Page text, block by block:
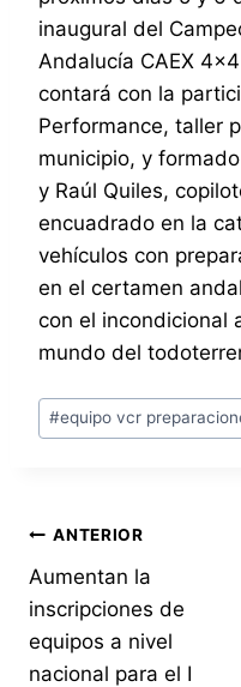
inaugural del
Andalucía CAEX
contará con la
Performance, taller
municipio, y
y Raúl Quiles,
encuadrado en la
vehículos con
en el certamen
con el incondicional
mundo del
Etiquetas
de
#equipo vcr
Navegación
de
entradas
ANTERIOR
Aumentan la
inscripciones de
equipos a nivel
nacional para el I